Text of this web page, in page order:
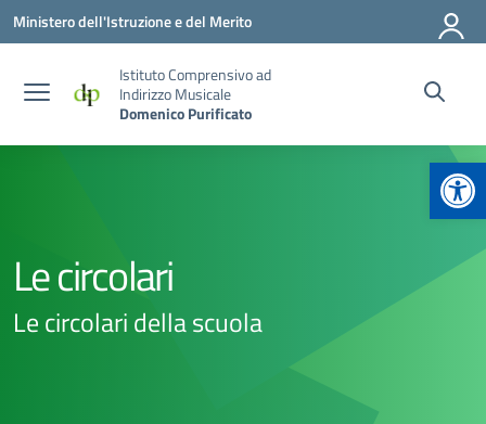
Vai ai contenuti
Vai al menu di navigazione
Vai al footer
Ministero dell'Istruzione e del Merito
Istituto Comprensivo ad
Indirizzo Musicale
Domenico Purificato
Le circolari
Le circolari della scuola